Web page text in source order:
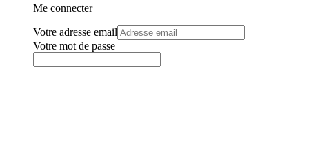
Me connecter
Votre adresse email
Votre mot de passe